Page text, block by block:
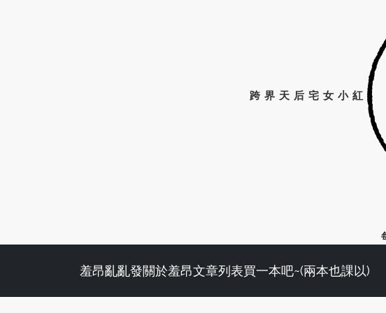
跨界天后宅女小紅
羞昂亂亂發關於羞昂文章列表買一本吧~(兩本也課以)